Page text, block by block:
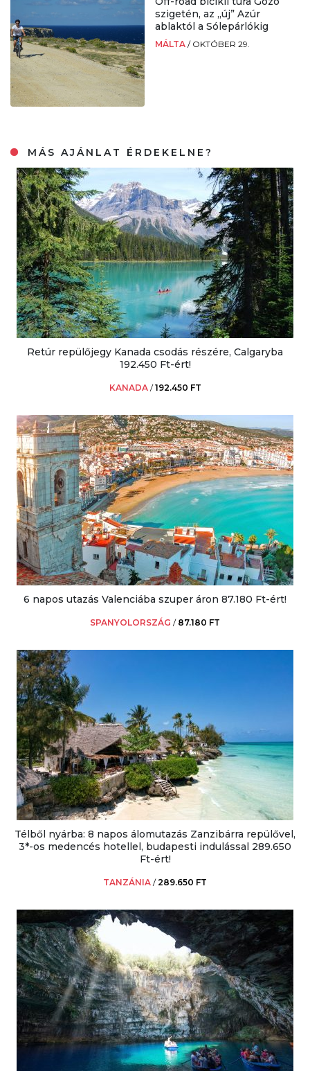
szigetén, az „új” Azúr
ablaktól a Sólepárlókig
MÁLTA / OKTÓBER 29.
MÁS AJÁNLAT ÉRDEKELNE?
Retúr repülőjegy Kanada csodás részére, Calgaryba
192.450 Ft-ért!
KANADA /192.450 FT
6 napos utazás Valenciába szuper áron 87.180 Ft-ért!
SPANYOLORSZÁG / 87.180 FT
Télből nyárba: 8 napos álomutazás Zanzibárra repülővel,
3*-os medencés hotellel, budapesti indulással 289.650
Ft-ért!
TANZÁNIA /289.650 FT